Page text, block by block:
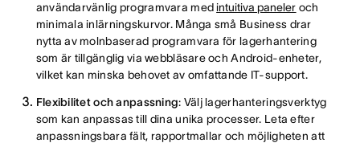
användarvänlig programvara medintuitiva paneler och
minimala inlärningskurvor. Många små Business drar
nytta av molnbaserad programvara för lagerhantering
som är tillgänglig via webbläsare och Android-enheter,
vilket kan minska behovet av omfattande IT-support.
Flexibilitet och anpassning: Välj lagerhanteringsverktyg
som kan anpassas till dina unika processer. Leta efter
anpassningsbara fält, rapportmallar och möjligheten att